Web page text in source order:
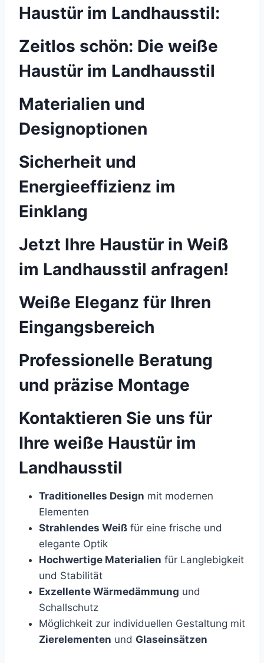
Haustür im Landhausstil:
Zeitlos schön: Die weiße
Haustür im Landhausstil
Materialien und
Designoptionen
Sicherheit und
Energieeffizienz im
Einklang
Jetzt Ihre Haustür in Weiß
im Landhausstil anfragen!
Weiße Eleganz für Ihren
Eingangsbereich
Professionelle Beratung
und präzise Montage
Kontaktieren Sie uns für
Ihre weiße Haustür im
Landhausstil
Traditionelles Design mit modernen
Elementen
Strahlendes Weiß für eine frische und
elegante Optik
Hochwertige Materialien für Langlebigkeit
und Stabilität
Exzellente Wärmedämmung und
Schallschutz
Möglichkeit zur individuellen Gestaltung mit
Zierelementen und Glaseinsätzen